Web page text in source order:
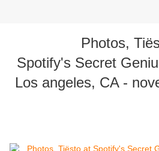
Photos,
Spotify's Secret
Los angeles, CA -